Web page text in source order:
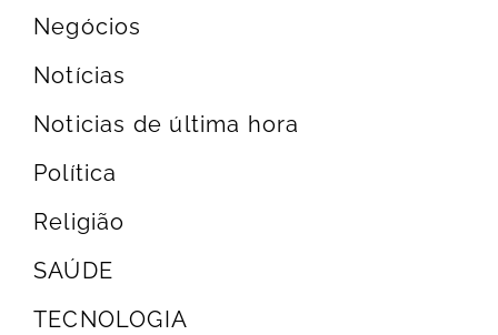
Negócios
Notícias
Noticias de última hora
Política
Religião
SAÚDE
TECNOLOGIA